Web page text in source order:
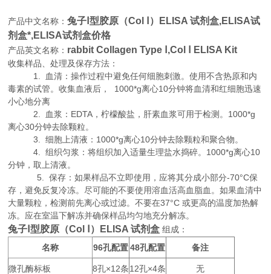
产品中文名称：兔子Ⅰ型胶原（Col Ⅰ）ELISA 试剂盒,ELISA试
剂盒*,ELISA试剂盒价格
产品英文名称： rabbit Collagen Type Ⅰ,Col Ⅰ ELISA Kit
收集样品、处理及保存方法：
1. 血清：操作过程中避免任何细胞刺激。使用不含热原和内
毒素的试管。收集血液后， 1000*g离心10分钟将血清和红细胞迅速
小心地分离
2. 血浆：EDTA，柠檬酸盐，肝素血浆可用于检测。1000*g
离心30分钟去除颗粒。
3. 细胞上清液：1000*g离心10分钟去除颗粒和聚合物。
4. 组织匀浆：将组织加入适量生理盐水捣碎。1000*g离心10
分钟，取上清液。
5. 保存：如果样品不立即使用，应将其分成小部分-70°C保
存，避免反复冷冻。尽可能的不要使用溶血活高血脂血。如果血清中
大量颗粒，检测前先离心或过滤。不要在37°C 或更高的温度加热解
冻。应在室温下解冻并确保样品均匀地充分解冻。
兔子Ⅰ型胶原（Col Ⅰ）ELISA 试剂盒 组成：
名称
96孔配置 48孔配置 备注
微孔酶标板 8孔×12条 12孔×4条 无